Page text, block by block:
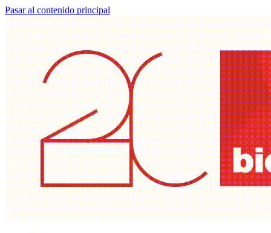
Pasar al contenido principal